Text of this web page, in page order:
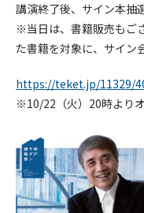
講演終了後、サイン本抽
※当日は、書籍販売もご
た書籍を対象に、サイン
https://teket.jp/11329/
※10/22（火）20時より